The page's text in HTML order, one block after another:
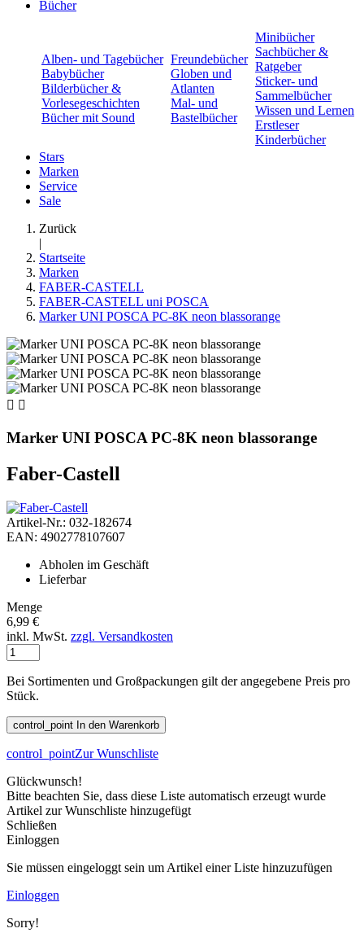
Bücher
Alben- und Tagebücher
Babybücher
Bilderbücher &
Vorlesegeschichten
Bücher mit Sound
Freundebücher
Globen und
Atlanten
Mal- und
Bastelbücher
Minibücher
Sachbücher &
Ratgeber
Sticker- und
Sammelbücher
Wissen und Lernen
Erstleser
Kinderbücher
Stars
Marken
Service
Sale
Zurück
|
Startseite
Marken
FABER-CASTELL
FABER-CASTELL uni POSCA
Marker UNI POSCA PC-8K neon blassorange
 
Marker UNI POSCA PC-8K neon blassorange
Faber-Castell
Artikel-Nr.: 032-182674
EAN: 4902778107607
Abholen im Geschäft
Lieferbar
Menge
6,99 €
inkl. MwSt. zzgl. Versandkosten
Bei Sortimenten und Großpackungen gilt der angegebene Preis pro
Stück.
control_point In den Warenkorb
control_pointZur Wunschliste
Glückwunsch!
Bitte beachten Sie, dass diese Liste automatisch erzeugt wurde
Artikel zur Wunschliste hinzugefügt
Schließen
Einloggen
Sie müssen eingeloggt sein um Artikel einer Liste hinzuzufügen
Einloggen
Sorry!